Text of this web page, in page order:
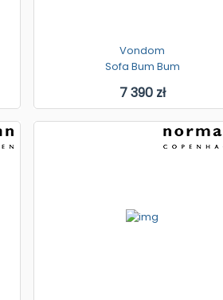
Vondom
Sofa Bum Bum
7 390 zł